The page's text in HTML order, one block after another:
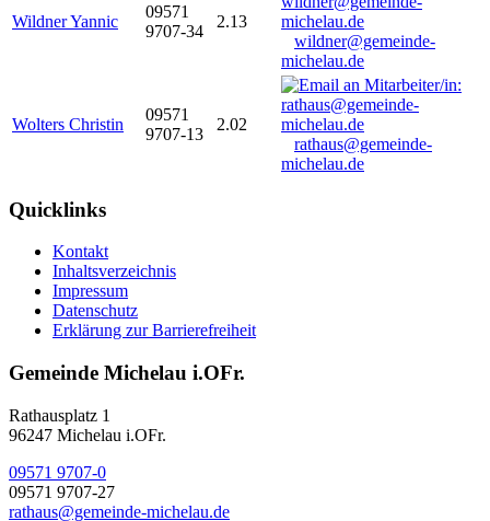
Wildner Yannic
09571
9707-34
2.13
wildner@gemeinde-
michelau.de
Wolters Christin
09571
9707-13
2.02
rathaus@gemeinde-
michelau.de
Quicklinks
Kontakt
Inhaltsverzeichnis
Impressum
Datenschutz
Erklärung zur Barrierefreiheit
Gemeinde Michelau i.OFr.
Rathausplatz 1
96247 Michelau i.OFr.
09571 9707-0
09571 9707-27
rathaus@gemeinde-michelau.de